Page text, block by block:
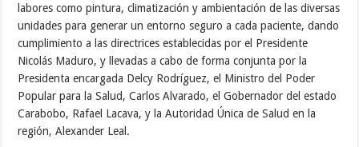
labores como pintura, climatización y ambientación de las diversas
unidades para generar un entorno seguro a cada paciente, dando
cumplimiento a las directrices establecidas por el Presidente
Nicolás Maduro, y llevadas a cabo de forma conjunta por la
Presidenta encargada Delcy Rodríguez, el Ministro del Poder
Popular para la Salud, Carlos Alvarado, el Gobernador del estado
Carabobo, Rafael Lacava, y la Autoridad Única de Salud en la
región, Alexander Leal.